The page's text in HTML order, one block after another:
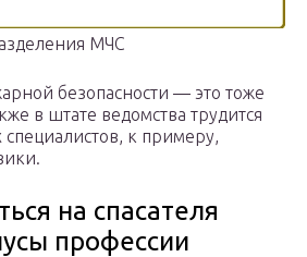
МЧС
безопасности — это тоже
в штате ведомства трудится
к примеру,
на спасателя
профессии